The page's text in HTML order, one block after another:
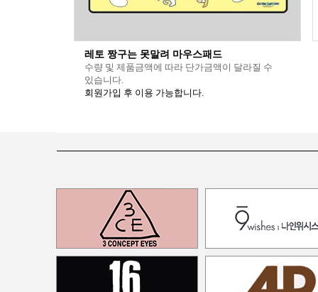
레토 짱구는 못말려 마우스패드
수량 및 제품금액에 따라 단가금액이 달라질 수
있습니다.
회원가입 후 이용 가능합니다.